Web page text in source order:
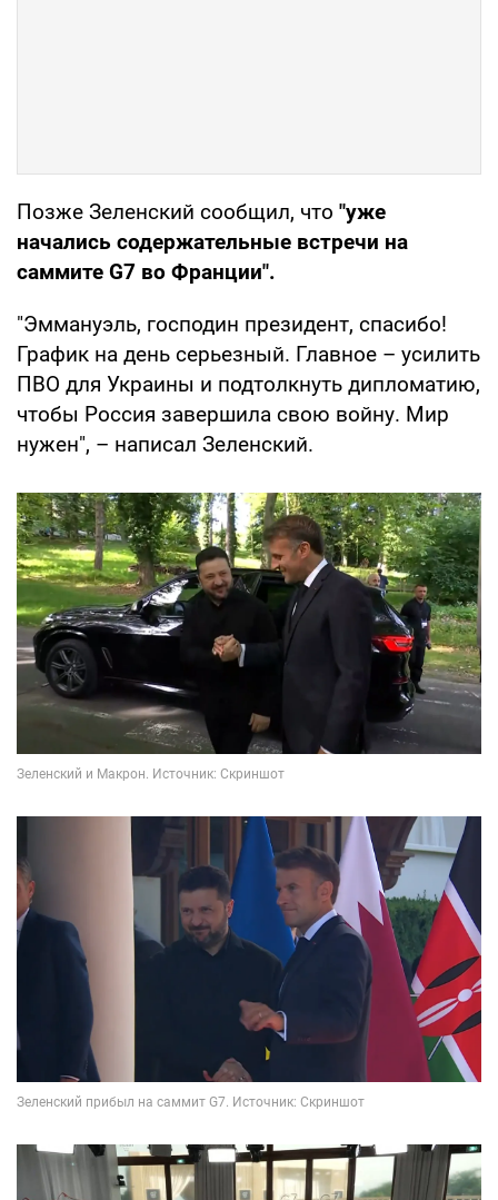
Позже Зеленский сообщил, что "уже
начались содержательные встречи на
саммите G7 во Франции".
"Эммануэль, господин президент, спасибо!
График на день серьезный. Главное – усилить
ПВО для Украины и подтолкнуть дипломатию,
чтобы Россия завершила свою войну. Мир
нужен", – написал Зеленский.